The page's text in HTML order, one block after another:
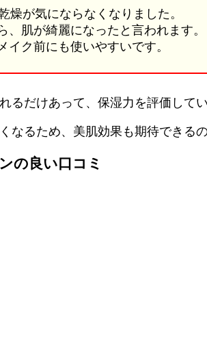
燥が気にならなくなりました。
、肌が綺麗になったと言われます。
ク前にも使いやすいです。
るだけあって、保湿力を評価して
なるため、美肌効果も期待できる
の良い口コミ